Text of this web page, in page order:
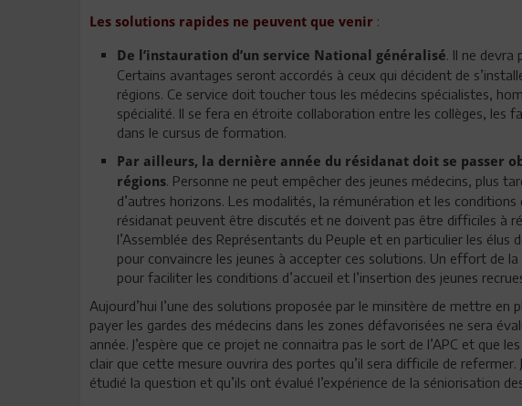
Les solutions rapides ne peuvent que venir :
De l’instauration d’un service National généralisé. Il ne devra
Certains avantages seront accordés à ceux qui décident de
régions. Ce service doit toucher tous les médecins spécialistes,
spécialité. Il se fera en étroite collaboration entre les collèges, les
dans le cursus de formation.
Par ailleurs, la dernière année du résidanat doit se passer
régions. Personne ne peut empêcher des jeunes médecins, plus
d’autres horizons. Les modalités, la rémunération et les
résidanat peuvent être discutés et ne doivent pas être difficiles à
l’Assemblée des Représentants du Peuple et en particulier les
pour convaincre les jeunes à accepter ces solutions. Un effort de
pour faciliter les conditions d’accueil et l’insertion des jeunes
Aujourd’hui l’une des solutions proposée par le minsitère de mettre
payer les gardes des médecins dans les zones défavorisées ne sera
année. J’espère que ce projet ne connaitra pas le sort de l’APC et que
clair que cette mesure ouvrira des portes qu’il sera difficile de refermer.
étudié la question et qu’ils ont évalué l’expérience de la séniorisation